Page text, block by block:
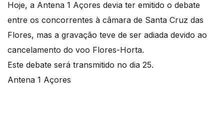
Hoje, a Antena 1 Açores devia ter emitido o debate
entre os concorrentes à câmara de Santa Cruz das
Flores, mas a gravação teve de ser adiada devido ao
cancelamento do voo Flores-Horta.
Este debate será transmitido no dia 25.
Antena 1 Açores